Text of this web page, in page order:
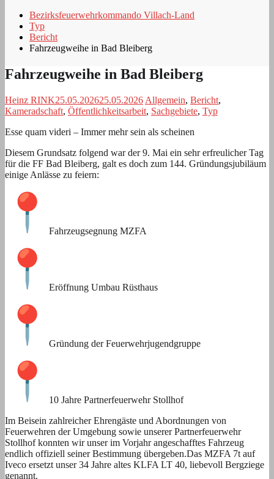
Bezirksfeuerwehrkommando Villach-Land
Typ
Bericht
Fahrzeugweihe in Bad Bleiberg
Fahrzeugweihe in Bad Bleiberg
Heinz RINK25.05.202625.05.2026 Allgemein, Bericht,
Kameradschaft, Öffentlichkeitsarbeit, Sachgebiete, Typ
Esse quam videri – Immer mehr sein als scheinen
Diesem Grundsatz folgend war der 9. Mai ein sehr erfreulicher Tag
für die FF Bad Bleiberg, galt es doch zum 144. Gründungsjubiläum
einige Anlässe zu feiern:
Fahrzeugsegnung MZFA
Eröffnung Umbau Rüsthaus
Gründung der Feuerwehrjugendgruppe
10 Jahre Partnerfeuerwehr Stollhof
Im Beisein zahlreicher Ehrengäste und Abordnungen von
Feuerwehren der Umgebung sowie unserer Partnerfeuerwehr
Stollhof konnten wir unser im Vorjahr angeschafftes Fahrzeug
endlich offiziell seiner Bestimmung übergeben.Das MZFA 7t auf
Iveco ersetzt unser 34 Jahre altes KLFA LT 40, liebevoll Bergziege
genannt.